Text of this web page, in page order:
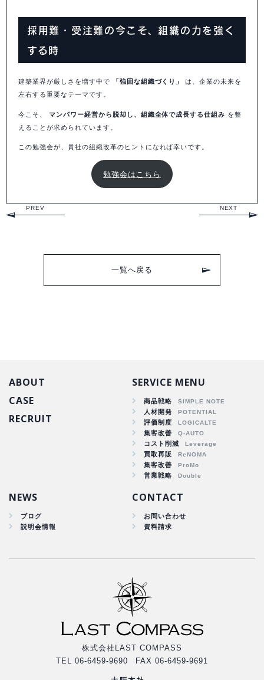
採用難・受注難の今こそ、組織の力を強く
する時
建築業界が厳しさを増す中で 「強固な組織づくり」
は、企業の未来を
左右する重要なテーマです。
今こそ、 マンパワー経営から脱却し、組織全体で成長する仕組み を整
えることが求められています。
この勉強会が、貴社の組織改革のヒントになれば幸いです。
勉強会はこちら
PREV NEXT
一覧へ戻る
ABOUT
CASE
商品戦略
RECRUIT
SERVICE MENU
商品戦略
人材開発
評価制度
集客改善
コスト削減
買取再販
集客改善
営業戦略
NEWS
ブログ
説明会情報
CONTACT
お問い合わせ
資料請求
株式会社LAST COMPASS
TEL 06-6459-9690 FAX 06-6459-9691